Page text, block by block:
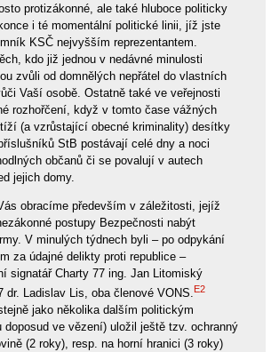
protizákonné, ale také hluboce politicky
i té momentální politické linii, jíž jste
KSČ nejvyšším reprezentantem.
kdo již jednou v nedávné minulosti
zvůli od domnělých nepřátel do vlastních
Vaší osobě. Ostatně také ve veřejnosti
rozhořčení, když v tomto čase vážných
(a vzrůstající obecné kriminality) desítky
StB postávají celé dny a noci
občanů či se povalují v autech
jejich domy.
obracíme především v záležitosti, jejíž
postupy Bezpečnosti nabýt
V minulých týdnech byli – po odpykání
za údajné delikty proti republice –
signatář Charty 77 ing. Jan Litomiský
dr. Ladislav Lis, oba členové VONS.E2
jako několika dalším politickým
ve vězení) uložil ještě tzv. ochranný
(2 roky), resp. na horní hranici (3 roky)